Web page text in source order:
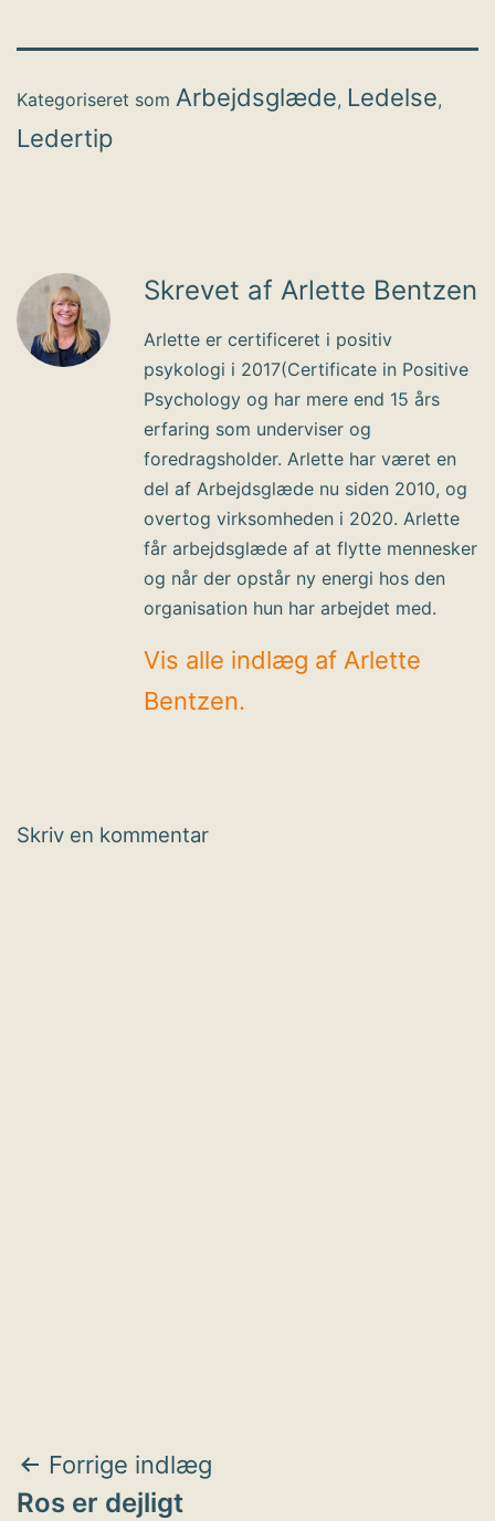
Kategoriseret som Arbejdsglæde, Ledelse,
Ledertip
Skrevet af Arlette Bentzen
Arlette er certificeret i positiv
psykologi i 2017(Certificate in Positive
Psychology og har mere end 15 års
erfaring som underviser og
foredragsholder. Arlette har været en
del af Arbejdsglæde nu siden 2010, og
overtog virksomheden i 2020. Arlette
får arbejdsglæde af at flytte mennesker
og når der opstår ny energi hos den
organisation hun har arbejdet med.
Vis alle indlæg af Arlette
Bentzen.
Skriv en kommentar
Indlægsnavigation
Forrige indlæg
Ros er dejligt